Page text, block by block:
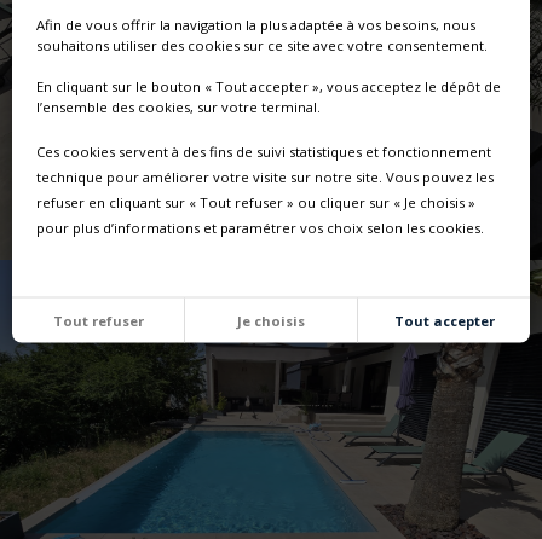
Afin de vous offrir la navigation la plus adaptée à vos besoins, nous
souhaitons utiliser des cookies sur ce site avec votre consentement.
En cliquant sur le bouton « Tout accepter », vous acceptez le dépôt de
l’ensemble des cookies, sur votre terminal.
Ces cookies servent à des fins de suivi statistiques et fonctionnement
technique pour améliorer votre visite sur notre site. Vous pouvez les
refuser en cliquant sur « Tout refuser » ou cliquer sur « Je choisis »
pour plus d’informations et paramétrer vos choix selon les cookies.
Tout refuser Je choisis Tout accepter